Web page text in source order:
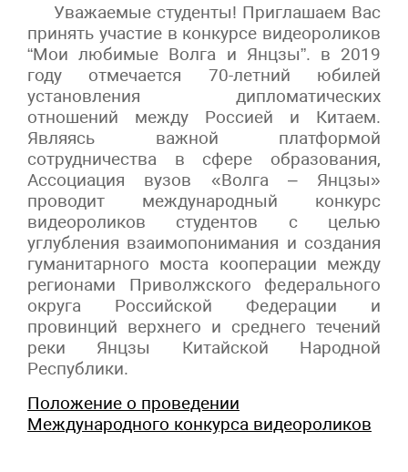
Уважаемые студенты! Приглашаем Вас
принять участие в конкурсе видеороликов
“Мои любимые Волга и Янцзы”. в 2019
году отмечается 70-летний юбилей
установления дипломатических
отношений между Россией и Китаем.
Являясь важной платформой
сотрудничества в сфере образования,
Ассоциация вузов «Волга – Янцзы»
проводит международный конкурс
видеороликов студентов с целью
углубления взаимопонимания и создания
гуманитарного моста кооперации между
регионами Приволжского федерального
округа Российской Федерации и
провинций верхнего и среднего течений
реки Янцзы Китайской Народной
Республики.
Положение о проведении
Международного конкурса видеороликов